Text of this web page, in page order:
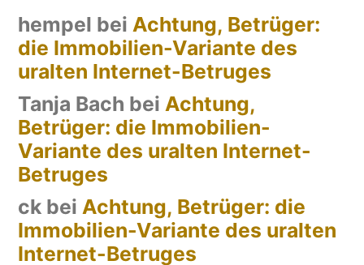
hempel bei Achtung, Betrüger:
die Immobilien-Variante des
uralten Internet-Betruges
Tanja Bach bei Achtung,
Betrüger: die Immobilien-
Variante des uralten Internet-
Betruges
ck bei Achtung, Betrüger: die
Immobilien-Variante des uralten
Internet-Betruges